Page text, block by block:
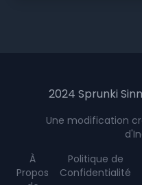
2024 Sprunki
Une modification
À
Propos
Politique de
Confidentialité